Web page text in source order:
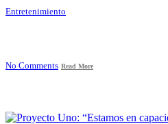
Entretenimiento
No Comments Read More